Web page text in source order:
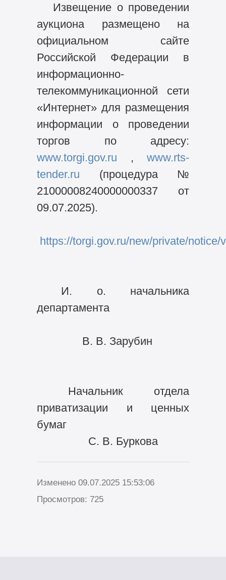
Извещение о проведении
аукциона размещено на
официальном сайте
Российской Федерации в
информационно-
телекоммуникационной сети
«Интернет» для размещения
информации о проведении
торгов по адресу:
www.torgi.gov.ru ,www.rts-
tender.ru (процедура №
21000008240000000337 от
09.07.2025).
https://torgi.gov.ru/new/private/
И. о. начальника
департамента
В. В. Зарубин
Начальник отдела
приватизации и ценных
бумаг
С. В. Буркова
Изменено 09.07.2025 15:53:06
Просмотров: 725